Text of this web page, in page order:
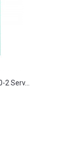
Serv...